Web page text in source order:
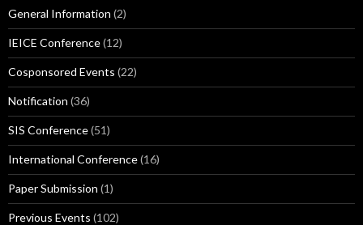
General Information (2)
IEICE Conference(12)
Cosponsored Events (22)
Notification (36)
SIS Conference(51)
International Conference(16)
Paper Submission (1)
Previous Events (102)